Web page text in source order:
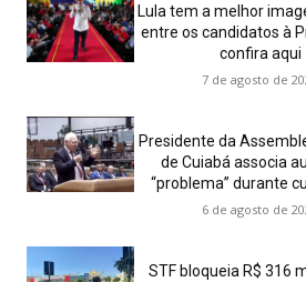
Lula tem a melhor
entre os candidatos à
confira aqui
7 de agosto de
Presidente da
de Cuiabá associa
“problema” durante
6 de agosto de
STF bloqueia R$ 316